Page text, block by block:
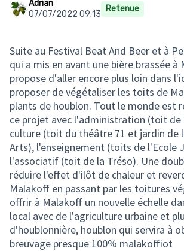
Adrian
07/07/2022 09:13
Retenue
Suite au Festival Beat And Beer et à
qui a mis en avant une bière brassée à
propose d'aller encore plus loin dans
proposer de végétaliser les toits de
plants de houblon. Tout le monde est
ce projet avec l'administration (toit de
culture (toit du théâtre 71 et jardin de
Arts), l'enseignement (toits de l'Ecole
l'associatif (toit de la Tréso). Une
réduire l'effet d'ilôt de chaleur et
Malakoff en passant par les toitures
offrir à Malakoff un nouvelle échelle
local avec de l'agriculture urbaine et
d'houblonnière, houblon qui servira à
breuvage presque 100% malakoffiot